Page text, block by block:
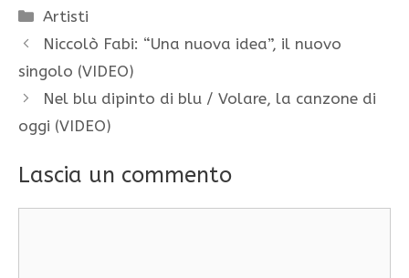
Categorie
Artisti
Niccolò Fabi: “Una nuova idea”, il nuovo
singolo (VIDEO)
Nel blu dipinto di blu / Volare, la canzone di
oggi (VIDEO)
Lascia un commento